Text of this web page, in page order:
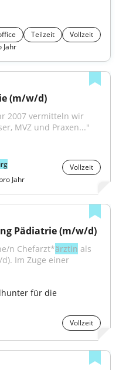
Teilzeit
Vollzeit
Jahr
(m/w/d)
MVZ und Praxen..."
Vollzeit
Jahr
Pädiatrie (m/w/d)
n Chefarzt*ärztin als
Im Zuge einer
für die
Vollzeit